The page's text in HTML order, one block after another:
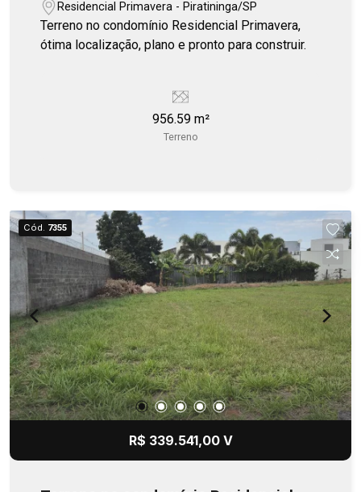
Residencial Primavera - Piratininga/SP
Terreno no condomínio Residencial Primavera,
ótima localização, plano e pronto para construir.
956.59 m²
Terreno
Cód. 7355
R$ 339.541,00 V